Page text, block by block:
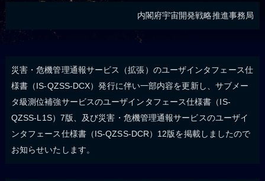
内閣府宇宙開発戦略推進事務局
災害・危機管理通報サービス（拡張）のユーザインタフェース仕
様書（IS-QZSS-DCX）発行に伴い一部内容を更新し、サブメー
タ級測位補強サービスのユーザインタフェース仕様書（IS-
QZSS-L1S）7版、及び災害・危機管理通報サービスのユーザイ
ンタフェース仕様書（IS-QZSS-DCR）12版を掲載しましたので
お知らせいたします。